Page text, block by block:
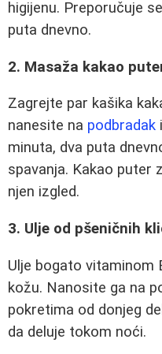
higijenu. Preporučuje
puta dnevno.
2. Masaža kakao
Zagrejte par kašika
nanesite na podbradak
minuta, dva puta
spavanja. Kakao puter
njen izgled.
3. Ulje od pšeničnih
Ulje bogato vitaminom
kožu. Nanosite ga na
pokretima od donjeg
da deluje tokom noći.